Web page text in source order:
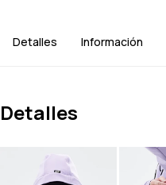
Detalles Información
Detalles